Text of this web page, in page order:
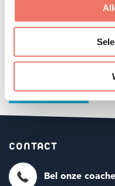
LEES MEER
CONTACT
Bel onze